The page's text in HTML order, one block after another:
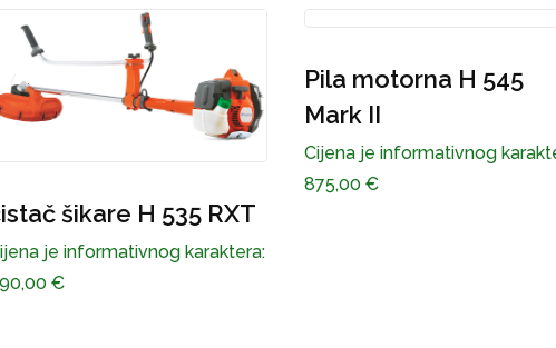
Pila motorna H 545
II
čistač šikare H 553RBX
Cijena je informativnog
1.170,00 €